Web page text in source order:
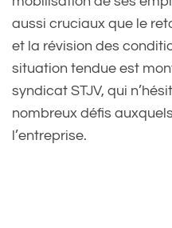
aussi cruciaux que le
et la révision des
situation tendue est
syndicat STJV, qui
nombreux défis
l’entreprise.